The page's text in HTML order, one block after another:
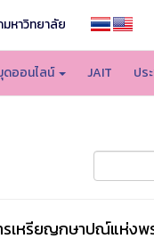
หาวิทยาลัย
ออนไลน์ JAIT ปร
เหรียญกษาปณ์แห่งพ